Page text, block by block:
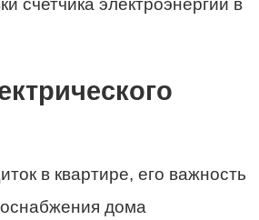
счетчика электроэнергии в
в квартире, его важность
дома